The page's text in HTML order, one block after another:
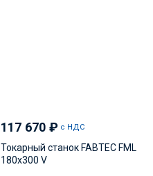
117 670₽ с НДС
Токарный станок FABTEC FML
180х300 V